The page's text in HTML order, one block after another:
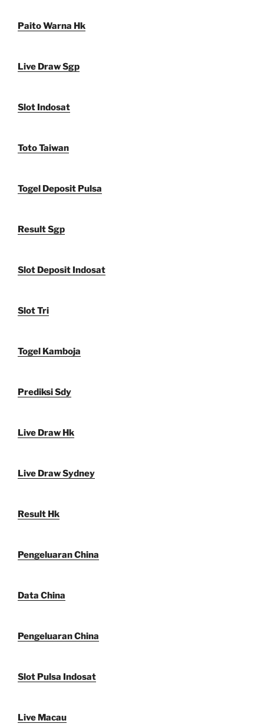
Paito Warna Hk
Live Draw Sgp
Slot Indosat
Toto Taiwan
Togel Deposit Pulsa
Result Sgp
Slot Deposit Indosat
Slot Tri
Togel Kamboja
Prediksi Sdy
Live Draw Hk
Live Draw Sydney
Result Hk
Pengeluaran China
Data China
Pengeluaran China
Slot Pulsa Indosat
Live Macau